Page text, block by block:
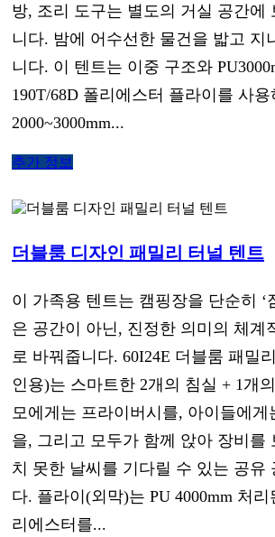
방, 조리 도구는 별도의 거실 공간에
니다. 밤에 어수선한 물건을 밟고 지
니다. 이 텐트는 이중 구조와
190T/68D 폴리에스터 플라이를 사용
2000~3000mm...
추가 정보
더블룸 디자인 패밀리 터널 텐트
이 가족용 텐트는 캠핑장을 단순히 ‘
은 공간이 아닌, 진정한 의미의 체계
로 바꿔줍니다. 60I24E 더블룸 패밀
인용)는 스마트한 2개의 침실 + 1개
모에게는 프라이버시를, 아이들에
을, 그리고 모두가 함께 앉아 장비를
치 못한 날씨를 기다릴 수 있는 공유
다. 플라이(외막)는 PU 4000mm 처리
리에스터를...